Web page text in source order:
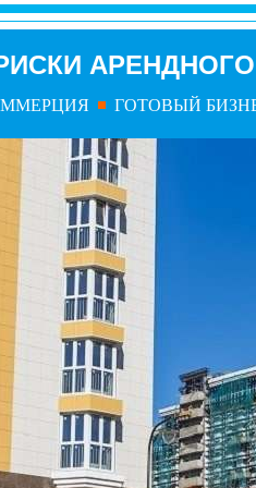
ГОТОВЫЙ